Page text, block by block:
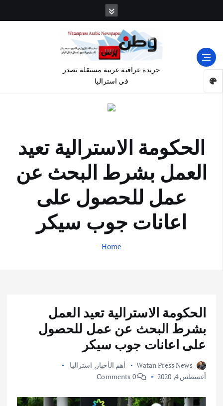
جريدة عراقية عربية مستقلة تصدر
في استراليا
الحكومة الاسترالية تعيد
العمل بشرط البحث عن
عمل للحصول على
اعانات جوب سيكر
Home
الحكومة الاسترالية تعيد العمل
بشرط البحث عن عمل للحصول
على اعانات جوب سيكر
Watan Press News أهم الأخبار, استراليا
أغسطس 4, 2020
0 Comments